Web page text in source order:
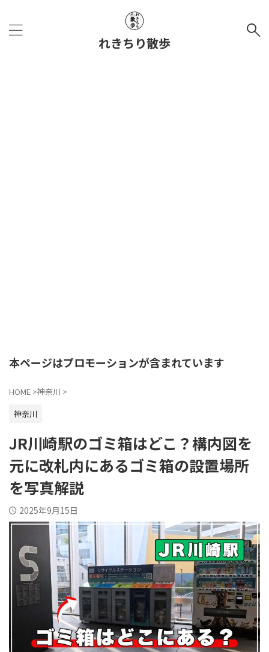
れきちり散歩
本ページはプロモーションが含まれています
HOME >神奈川 >
神奈川
JR川崎駅のゴミ箱はどこ？構内図を
元に改札内にあるゴミ箱の設置場所
を写真解説
2025年9月15日